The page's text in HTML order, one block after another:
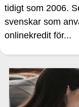
tidigt som 2006.
svenskar som
onlinekredit för...